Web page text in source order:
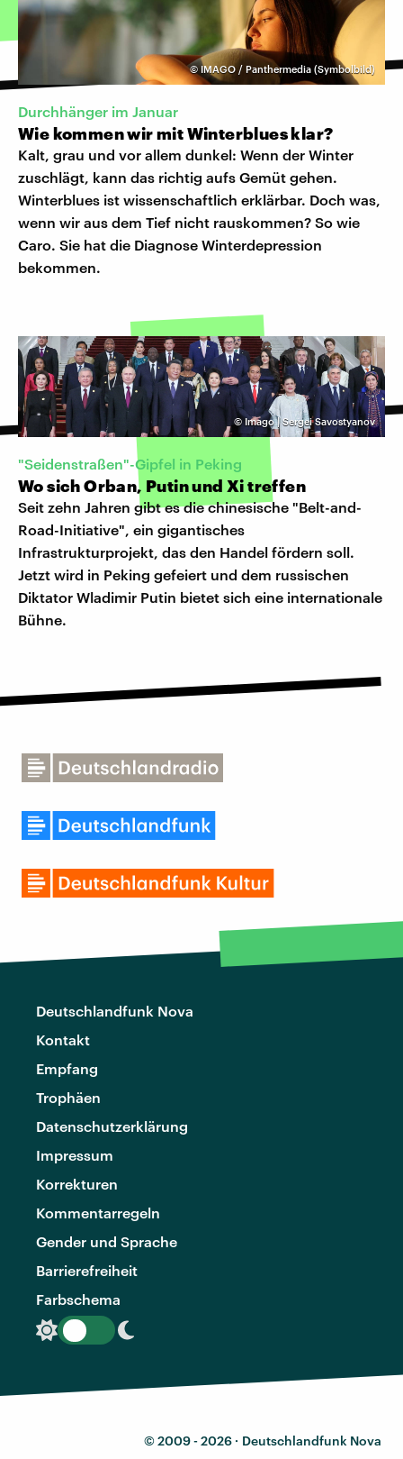
©IMAGO / Panthermedia (Symbolbild)
Durchhänger im Januar
Wie kommen wir mit Winterblues klar?
Kalt, grau und vor allem dunkel: Wenn der Winter
zuschlägt, kann das richtig aufs Gemüt gehen.
Winterblues ist wissenschaftlich erklärbar. Doch was,
wenn wir aus dem Tief nicht rauskommen? So wie
Caro. Sie hat die Diagnose Winterdepression
bekommen.
© Imago | Sergei Savostyanov
"Seidenstraßen"-Gipfel in Peking
Wo sich Orban, Putin und Xi treffen
Seit zehn Jahren gibt es die chinesische "Belt-and-
Road-Initiative", ein gigantisches
Infrastrukturprojekt, das den Handel fördern soll.
Jetzt wird in Peking gefeiert und dem russischen
Diktator Wladimir Putin bietet sich eine internationale
Bühne.
Deutschlandfunk Nova
Kontakt
Empfang
Trophäen
Datenschutzerklärung
Impressum
Korrekturen
Kommentarregeln
Gender und Sprache
Barrierefreiheit
Farbschema
© 2009 - 2026 · Deutschlandfunk Nova